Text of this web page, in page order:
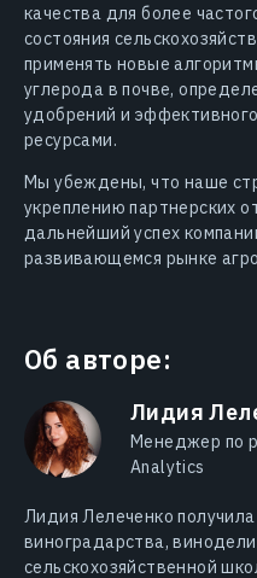
качества для более
состояния
применять новые
углерода в почве,
удобрений и
ресурсами.
Мы убеждены, что наше
укреплению партнерских
дальнейший успех
развивающемся рынке
Об авторе:
Лидия
Менеджер по
Analytics
Лидия Лелеченко
виноградарства,
сельскохозяйственной